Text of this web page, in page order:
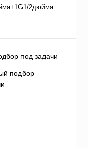
2дюйма
подбор